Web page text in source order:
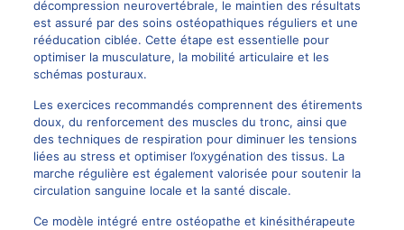
décompression neurovertébrale, le maintien des résultats
est assuré par des soins ostéopathiques réguliers et une
rééducation ciblée. Cette étape est essentielle pour
optimiser la musculature, la mobilité articulaire et les
schémas posturaux.
Les exercices recommandés comprennent des étirements
doux, du renforcement des muscles du tronc, ainsi que
des techniques de respiration pour diminuer les tensions
liées au stress et optimiser l’oxygénation des tissus. La
marche régulière est également valorisée pour soutenir la
circulation sanguine locale et la santé discale.
Ce modèle intégré entre ostéopathe et kinésithérapeute